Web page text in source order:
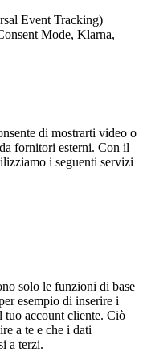
Event Tracking)
Mode, Klarna,
di mostrarti video o
fornitori esterni. Con il
i seguenti servizi
solo le funzioni di base
esempio di inserire i
tuo account cliente. Ciò
a te e che i dati
a terzi.